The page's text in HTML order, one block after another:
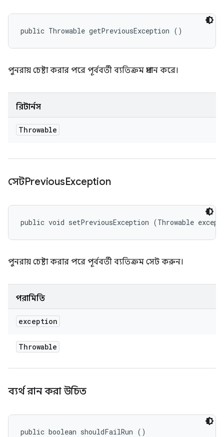
public Throwable getPreviousException ()
পুনরায় চেষ্টা করার পরে পূর্ববর্তী ব্যতিক্রম প্রদান করে।
রিটার্নস
Throwable
সেটPreviousException
public void setPreviousException (Throwable
পুনরায় চেষ্টা করার পরে পূর্ববর্তী ব্যতিক্রম সেট করুন।
পরামিতি
exception
Throwable
ব্যর্থ রান করা উচিত
public boolean shouldFailRun ()